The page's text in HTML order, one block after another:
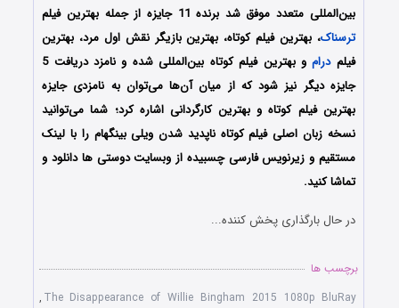
بین‌المللی متعدد موفق شد برنده 11 جایزه از جمله بهترین فیلم
ترسناک، بهترین فیلم کوتاه، بهترین بازیگر نقش اول مرد، بهترین
فیلمدرام
و بهترین فیلم کوتاه بین‌المللی شده و نامزد دریافت 5
جایزه دیگر نیز شود که از میان آن‌ها می‌توان به نامزدی جایزه
بهترین فیلم کوتاه و بهترین کارگردانی اشاره کرد؛ شما می‌توانید
نسخه زبان اصلی فیلم کوتاه ناپدید شدن ویلی بینگهام را با لینک
مستقیم و زیرنویس فارسی چسبیده از وبسایت دوستی ها دانلود و
تماشا کنید.
در حال بارگذاری پخش کننده...
برچسب ها
The Disappearance of Willie Bingham 2015 1080p BluRay
,